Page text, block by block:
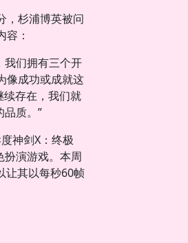
，杉浦博英被问
：
我们拥有三个开
像成功或成就这
存在，我们就
质。”
神剑X：终极
演游戏。本周
让其以每秒60帧